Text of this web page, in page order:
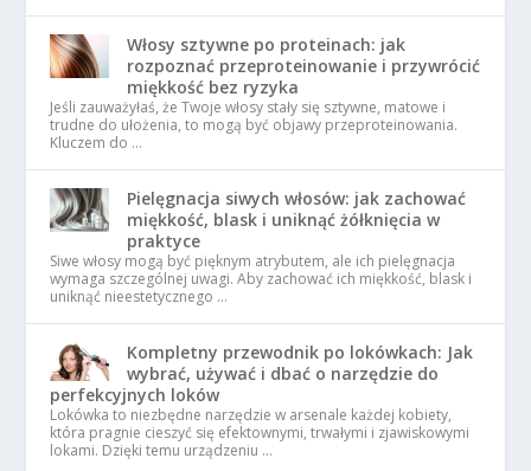
Włosy sztywne po proteinach: jak
rozpoznać przeproteinowanie i przywrócić
miękkość bez ryzyka
Jeśli zauważyłaś, że Twoje włosy stały się sztywne, matowe i
trudne do ułożenia, to mogą być objawy przeproteinowania.
Kluczem do …
Pielęgnacja siwych włosów: jak zachować
miękkość, blask i uniknąć żółknięcia w
praktyce
Siwe włosy mogą być pięknym atrybutem, ale ich pielęgnacja
wymaga szczególnej uwagi. Aby zachować ich miękkość, blask i
uniknąć nieestetycznego …
Kompletny przewodnik po lokówkach: Jak
wybrać, używać i dbać o narzędzie do
perfekcyjnych loków
Lokówka to niezbędne narzędzie w arsenale każdej kobiety,
która pragnie cieszyć się efektownymi, trwałymi i zjawiskowymi
lokami. Dzięki temu urządzeniu …